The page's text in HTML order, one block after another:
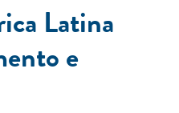
Latina
e